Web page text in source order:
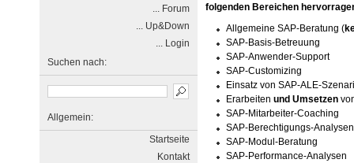
... Forum
... Up&Down
... Login
Suchen nach:
Allgemein:
Startseite
Kontakt
folgenden Bereichen
Allgemeine SAP-Beratung (
SAP-Basis-Betreuung
SAP-Anwender-Support
SAP-Customizing
Einsatz von SAP-ALE-
Erarbeiten und Umsetzen
SAP-Mitarbeiter-Coaching
SAP-Berechtigungs-
SAP-Modul-Beratung
SAP-Performance-Analysen